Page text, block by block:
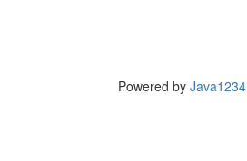
Powered by Java1234